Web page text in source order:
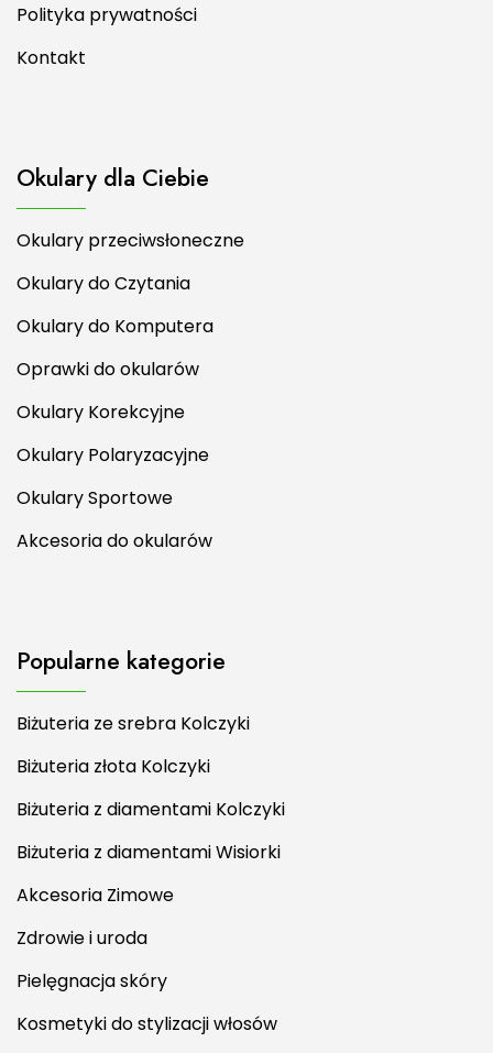
Polityka prywatności
Kontakt
Okulary dla Ciebie
Okulary przeciwsłoneczne
Okulary do Czytania
Okulary do Komputera
Oprawki do okularów
Okulary Korekcyjne
Okulary Polaryzacyjne
Okulary Sportowe
Akcesoria do okularów
Popularne kategorie
Biżuteria ze srebra Kolczyki
Biżuteria złota Kolczyki
Biżuteria z diamentami Kolczyki
Biżuteria z diamentami Wisiorki
Akcesoria Zimowe
Zdrowie i uroda
Pielęgnacja skóry
Kosmetyki do stylizacji włosów